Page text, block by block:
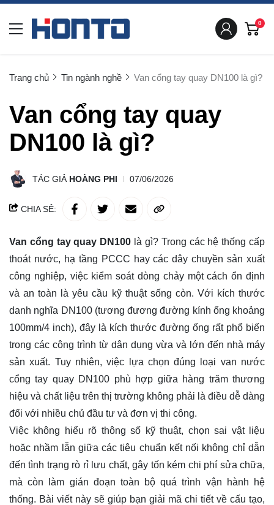
0
Trang chủ Tin ngành nghề Van cổng tay quay DN100 là gì?
Van cổng tay quay
DN100 là gì?
TÁC GIẢ HOÀNG PHI 07/06/2026
CHIA SẺ:
Van cổng tay quay DN100 là gì? Trong các hệ thống cấp
thoát nước, hạ tầng PCCC hay các dây chuyền sản xuất
công nghiệp, việc kiểm soát dòng chảy một cách ổn định
và an toàn là yêu cầu kỹ thuật sống còn. Với kích thước
danh nghĩa DN100 (tương đương đường kính ống khoảng
100mm/4 inch), đây là kích thước đường ống rất phổ biến
trong các công trình từ dân dụng vừa và lớn đến nhà máy
sản xuất. Tuy nhiên, việc lựa chọn đúng loại van nước
cổng tay quay DN100 phù hợp giữa hàng trăm thương
hiệu và chất liệu trên thị trường không phải là điều dễ dàng
đối với nhiều chủ đầu tư và đơn vị thi công.
Việc không hiểu rõ thông số kỹ thuật, chọn sai vật liệu
hoặc nhầm lẫn giữa các tiêu chuẩn kết nối không chỉ dẫn
đến tình trạng rò rỉ lưu chất, gây tốn kém chi phí sửa chữa,
mà còn làm gián đoạn toàn bộ quá trình vận hành hệ
thống. Bài viết này sẽ giúp bạn giải mã chi tiết về cấu tạo,